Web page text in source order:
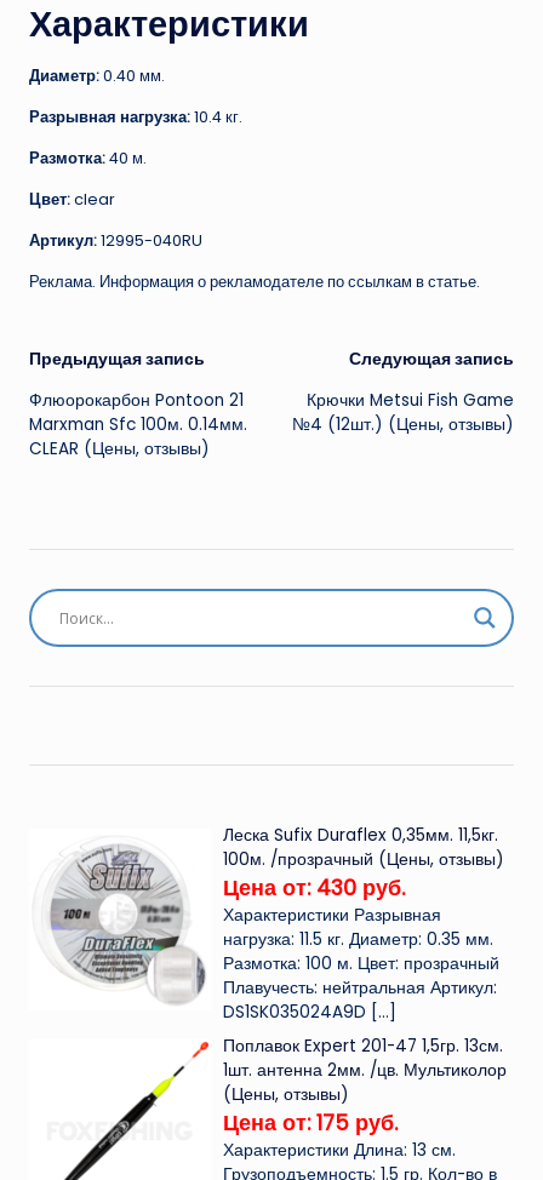
Характеристики
Диаметр:0.40 мм.
Разрывная нагрузка:10.4 кг.
Размотка:40 м.
Цвет:clear
Артикул:12995-040RU
Реклама. Информация о рекламодателе по ссылкам в статье.
Навигация
записи
Предыдущая запись
Флюорокарбон Pontoon 21
Marxman Sfc 100м. 0.14мм.
CLEAR (Цены, отзывы)
Следующая запись
Крючки Metsui Fish Game
№4 (12шт.) (Цены, отзывы)
Леска Sufix Duraflex 0,35мм. 11,5кг.
100м. /прозрачный (Цены, отзывы)
Цена от: 430 руб.
Характеристики Разрывная
нагрузка: 11.5 кг. Диаметр: 0.35 мм.
Размотка: 100 м. Цвет: прозрачный
Плавучесть: нейтральная Артикул:
DS1SK035024A9D […]
Поплавок Expert 201-47 1,5гр. 13см.
1шт. антенна 2мм. /цв. Мультиколор
(Цены, отзывы)
Цена от: 175 руб.
Характеристики Длина: 13 см.
Грузоподъемность: 1.5 гр. Кол-во в